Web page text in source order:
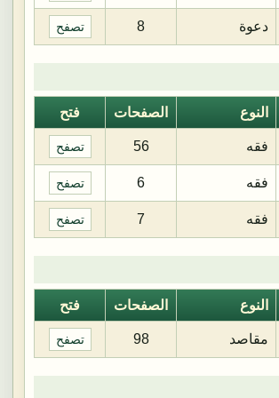
دعوة 8 تصفح
النوع الصفحات فتح
فقه 56 تصفح
فقه 6 تصفح
فقه 7 تصفح
النوع الصفحات فتح
مقاصد 98 تصفح